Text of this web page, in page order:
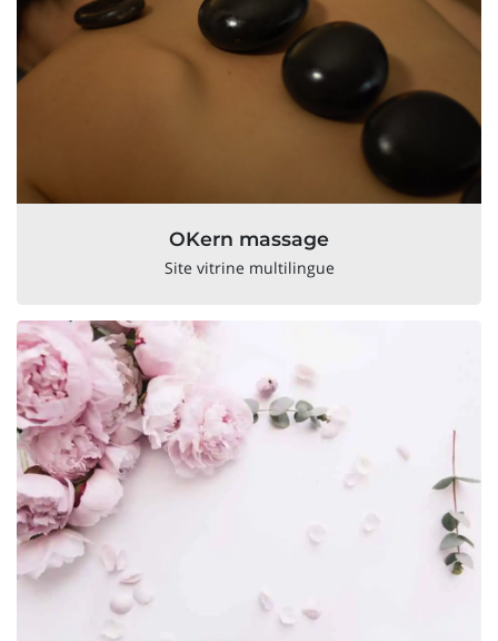
OKern massage
Site vitrine multilingue